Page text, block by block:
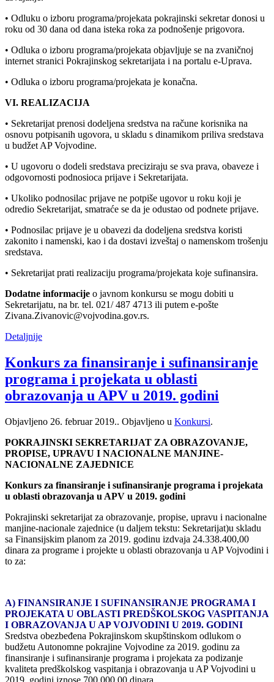
• Odluku o izboru programa/projekata pokrajinski sekretar donosi u
roku od 30 dana od dana isteka roka za podnošenje prigovora.
• Odluka o izboru programa/projekata objavljuje se na zvaničnoj
internet stranici Pokrajinskog sekretarijata i na portalu e-Uprava.
• Odluka o izboru programa/projekata je konačna.
VI. REALIZACIJA
• Sekretarijat prenosi dodeljena sredstva na račune korisnika na
osnovu potpisanih ugovora, u skladu s dinamikom priliva sredstava
u budžet AP Vojvodine.
• U ugovoru o dodeli sredstava preciziraju se sva prava, obaveze i
odgovornosti podnosioca prijave i Sekretarijata.
• Ukoliko podnosilac prijave ne potpiše ugovor u roku koji je
odredio Sekretarijat, smatraće se da je odustao od podnete prijave.
• Podnosilac prijave je u obavezi da dodeljena sredstva koristi
zakonito i namenski, kao i da dostavi izveštaj o namenskom trošenju
sredstava.
• Sekretarijat prati realizaciju programa/projekata koje sufinansira.
Dodatne informacije o javnom konkursu se mogu dobiti u
Sekretarijatu, na br. tel. 021/ 487 4713 ili putem e-pošte
Zivana.Zivanovic@vojvodina.gov.rs.
Detaljnije
Konkurs za finansiranje i sufinansiranje
programa i projekata u oblasti
obrazovanja u APV u 2019. godini
Objavljeno 26. februar 2019.. Objavljeno u Konkursi.
POKRAJINSKI SEKRETARIJAT ZA OBRAZOVANJE,
PROPISE, UPRAVU I NACIONALNE MANJINE-
NACIONALNE ZAJEDNICE
Konkurs za finansiranje i sufinansiranje programa i projekata
u oblasti obrazovanja u APV u 2019. godini
Pokrajinski sekretarijat za obrazovanje, propise, upravu i nacionalne
manjine-nacionale zajednice (u daljem tekstu: Sekretarijat)u skladu
sa Finansijskim planom za 2019. godinu izdvaja 24.338.400,00
dinara za programe i projekte u oblasti obrazovanja u AP Vojvodini i
to za:
A) FINANSIRANJE I SUFINANSIRANJE PROGRAMA I
PROJEKATA U OBLASTI PREDŠKOLSKOG VASPITANJA
I OBRAZOVANJA U AP VOJVODINI U 2019. GODINI
Sredstva obezbeđena Pokrajinskom skupštinskom odlukom o
budžetu Autonomne pokrajine Vojvodine za 2019. godinu za
finansiranje i sufinansiranje programa i projekata za podizanje
kvaliteta predškolskog vaspitanja i obrazovanja u AP Vojvodini u
2019. godini iznose 700.000,00 dinara.